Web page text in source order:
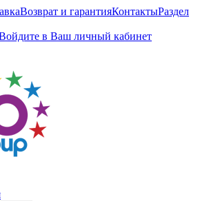
Возврат и гарантияКонтактыРаздел
в Ваш личный кабинет